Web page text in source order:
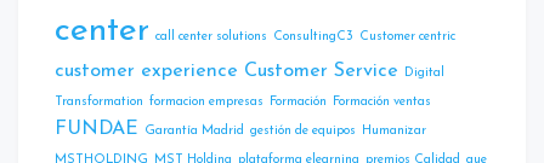
center call center solutions ConsultingC3 Customer centric
customer experience Customer Service Digital
Transformation formacion empresas Formación Formación ventas
FUNDAE Garantía Madrid gestión de equipos Humanizar
MSTHOLDING MST Holding plataforma elearning premios Calidad que